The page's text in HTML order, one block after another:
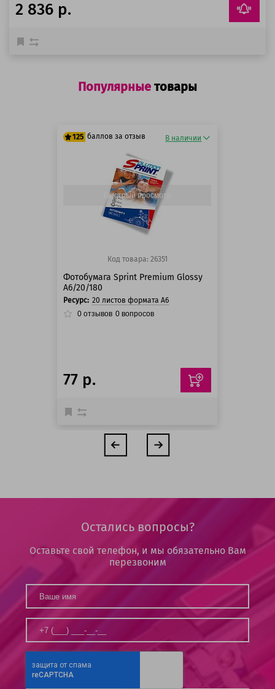
2 836 р.
Популярные товары
125 баллов за отзыв
125 баллов
125 баллов
В наличии
Быстрый просмотр
Код товара: 26351
Фотобумага Sprint Premium Glossy
A6/20/180
Ресурс: 20 листов формата А6
0 отзывов 0 вопросов
77 р.
Остались вопросы?
Оставьте свой телефон, и мы обязательно Вам
перезвоним